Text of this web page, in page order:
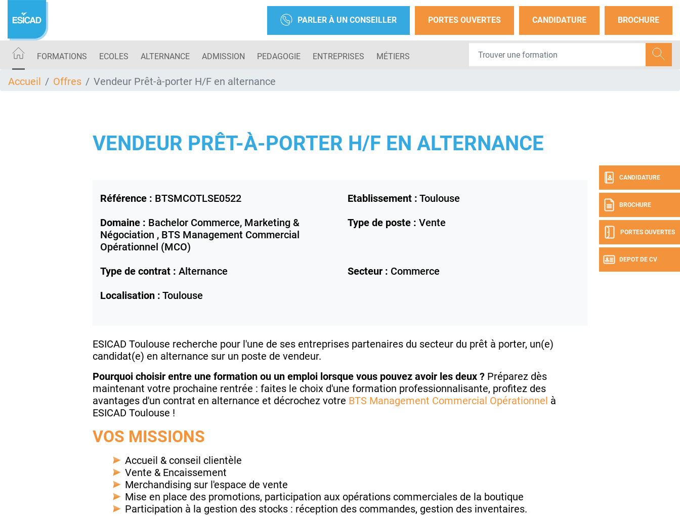
contenu
PARLER À UN CONSEILLER PORTES OUVERTES CANDIDATURE BROCHURE
FORMATIONS ECOLES ALTERNANCE ADMISSION PEDAGOGIE ENTREPRISES MÉTIERS
CANDIDATURE
BROCHURE
PORTES OUVERTES
DEPOT DE CV
Accueil Offres Vendeur Prêt-à-porter H/F en alternance
VENDEUR PRÊT-À-PORTER H/F EN ALTERNANCE
Référence : BTSMCOTLSE0522 Etablissement : Toulouse
Domaine : Bachelor Commerce, Marketing &
Négociation , BTS Management Commercial
Opérationnel (MCO)
Type de poste : Vente
Type de contrat : Alternance Secteur : Commerce
Localisation : Toulouse
ESICAD Toulouse recherche pour l'une de ses entreprises partenaires du secteur du prêt à porter, un(e)
candidat(e) en alternance sur un poste de vendeur.
Pourquoi choisir entre une formation ou un emploi lorsque vous pouvez avoir les deux ? Préparez dès
maintenant votre prochaine rentrée : faites le choix d'une formation professionnalisante, profitez des
avantages d'un contrat en alternance et décrochez votre BTS Management Commercial Opérationnel à
ESICAD Toulouse !
VOS MISSIONS
Accueil & conseil clientèle
Vente & Encaissement
Merchandising sur l'espace de vente
Mise en place des promotions, participation aux opérations commerciales de la boutique
Participation à la gestion des stocks : réception des commandes, gestion des inventaires.